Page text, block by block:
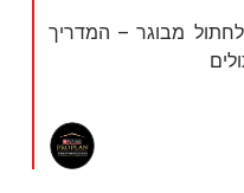
מבוגר – המדריך